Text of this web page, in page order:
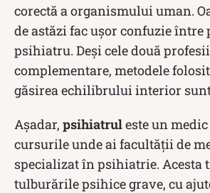
corectă a organismului uman.
de astăzi fac ușor confuzie între
psihiatru. Deși cele două
complementare, metodele
găsirea echilibrului interior
Așadar, psihiatruleste un
cursurile unde ai facultății de
specializat în psihiatrie. Acesta
tulburările psihice grave, cu